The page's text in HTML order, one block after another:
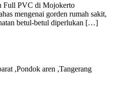
Full PVC di Mojokerto
mengenai gorden rumah sakit,
betul-betul diperlukan […]
,Pondok aren ,Tangerang